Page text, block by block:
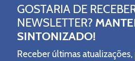
GOSTARIA DE
NEWSLETTER?
SINTONIZADO!
Receber últimas